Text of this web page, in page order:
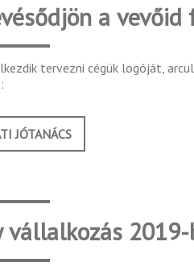
a vevőid
tervezni cégük logóját,
JÓTANÁCS
2019-